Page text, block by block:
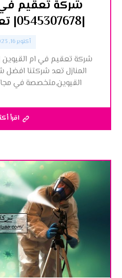
شركة تعقيم في
|0545307678| تعقيم المنازل
أكتوبر 16, 2023
المنازل تعد شركتنا
القيوين,متخصصة في
اقرأ